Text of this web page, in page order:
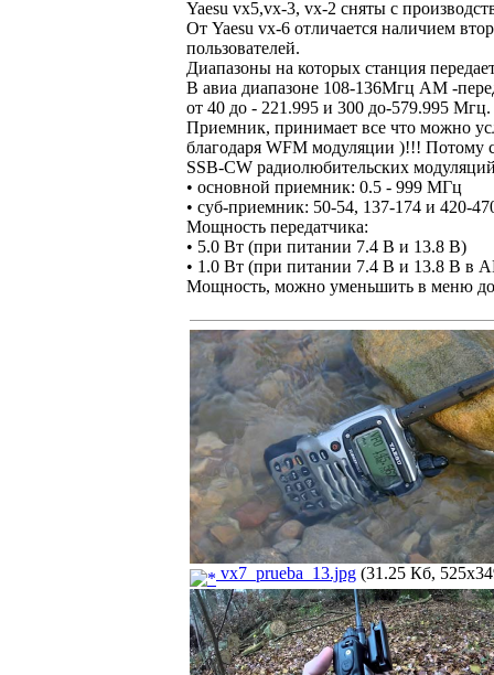
Yaesu vx5,vx-3, vx-2 сняты с
От Yaesu vx-6 отличается наличием
пользователей.
Диапазоны на которых станция
В авиа диапазоне 108-136Мгц АМ -
от 40 до - 221.995 и 300 до-579.995 Мгц.
Приемник, принимает все что можно
благодаря WFM модуляции )!!! Потому
SSB-CW радиолюбительских
• основной приемник: 0.5 - 999 МГц
• суб-приемник: 50-54, 137-174 и 420-
Мощность передатчика:
• 5.0 Вт (при питании 7.4 В и 13.8 В)
• 1.0 Вт (при питании 7.4 В и 13.8 В в
Мощность, можно уменьшить в меню до
vx7_prueba_13.jpg (31.25 Кб,